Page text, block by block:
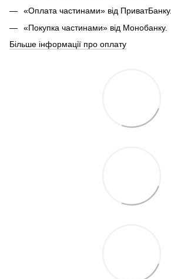
«Оплата частинами» від ПриватБанку.
«Покупка частинами» від Монобанку.
Більше інформації про оплату